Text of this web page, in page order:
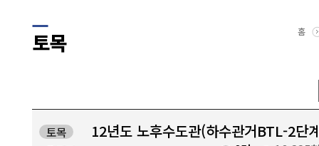
토목 홈
토목 12년도 노후수도관(하수관거BTL-2단